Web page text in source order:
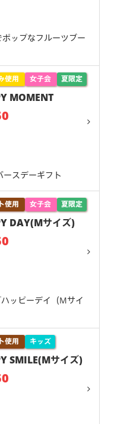
ポップなフルーツブー
使用 女子会 夏限定
MOMENT
スデーギフト
使用 女子会 夏限定
DAY(Mサイズ)
ッピーデイ（Mサイ
使用 キッズ
SMILE(Mサイズ)